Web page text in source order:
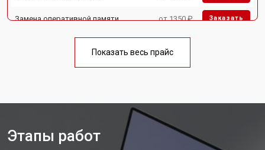
Замена оперативной памяти от 1350 ₽ Заказать
Замена USB порта от 1850 ₽
Замена матрицы ультрабука Huawei
Замена материнской платы от 2750 ₽
Показать весь прайс
Этапы работ